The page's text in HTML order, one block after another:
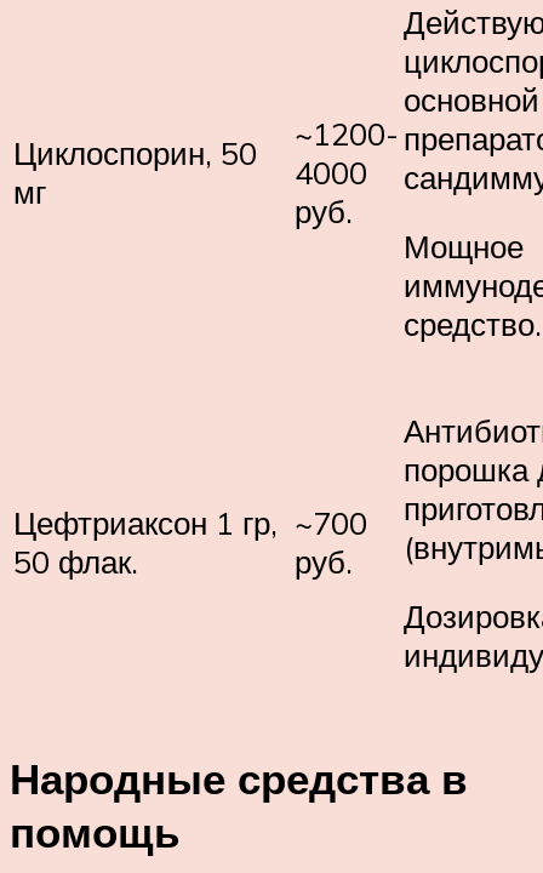
Циклоспорин, 50
мг
~1200-
4000
руб.
Мощное
средство.
Цефтриаксон 1 гр,
50 флак.
~700
руб.
порошка
Народные средства в
помощь